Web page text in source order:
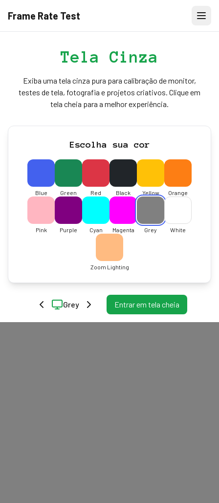
Frame Rate Test
Tela Cinza
Exiba uma tela cinza pura para calibração de monitor,
testes de tela, fotografia e projetos criativos. Clique em
tela cheia para a melhor experiência.
Escolha sua cor
Blue Green Red Black Yellow Orange
Pink Purple Cyan Magenta Grey White
Zoom Lighting
Grey Entrar em tela cheia